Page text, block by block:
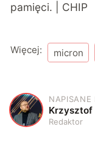
pamięci. | CHIP
Więcej: micron
K
NAPISANE
Krzysztof
Redaktor